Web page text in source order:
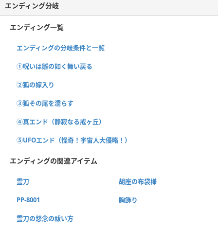
エンディング分岐
エンディング一覧
エンディングの分岐条件と一覧
①呪いは雛の如く舞い戻る
②狐の嫁入り
③狐その尾を濡らす
④真エンド（静寂なる戒ヶ丘）
⑤UFOエンド（怪奇！宇宙人大侵略！）
エンディングの関連アイテム
霊刀 胡座の布袋様
PP-8001 胸飾り
霊刀の怨念の祓い方